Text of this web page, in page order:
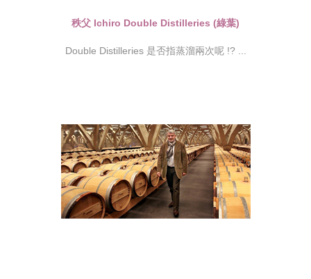
秩父 Ichiro Double Distilleries (綠葉)
Double Distilleries 是否指蒸溜兩次呢 !? ...